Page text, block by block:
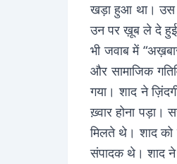
खड़ा हुआ था। उस
उन पर ख़ूब ले दे
भी जवाब में
और सामाजिक
गया। शाद ने
ख़्वार होना
मिलते थे। शाद को
संपादक थे। शाद ने